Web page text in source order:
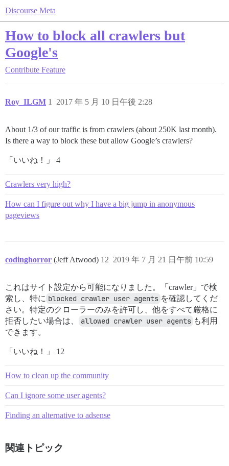
Discourse Meta
How to block all crawlers but
Google's
Contribute Feature
Roy_ILGM 2017 年 5 月 10 日午後 2:28
1
About 1/3 of our traffic is from crawlers (about 250K last month).
Is there a way to block these but allow Google’s crawlers?
「いいね！」 4
Crawlers very high?
How can I figure out why I have a big jump in anonymous
pageviews
codinghorror (Jeff Atwood) 2019 年 7 月 21 日午前 10:59
12
これはサイト設定から可能になりました。「crawler」で検
索し、特に blocked crawler user agents を確認してくだ
さい。特定のクローラーのみを許可し、他をすべて厳格に
拒否したい場合は、
allowed crawler user agents も利用
できます。
「いいね！」 12
How to clean up the community
Can I ignore some user agents?
Finding an alternative to adsense
関連トピック